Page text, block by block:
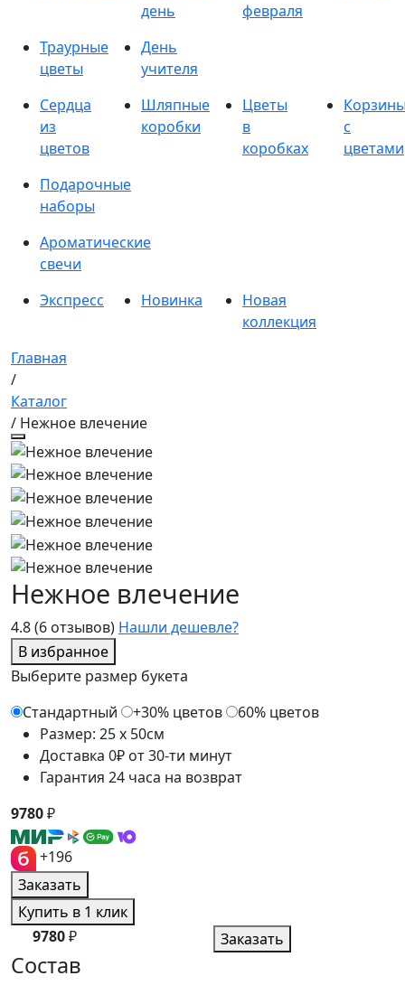
день
февраля
Траурные
цветы
День
учителя
Сердца
из
цветов
Шляпные
коробки
Цветы
в
коробках
с
цветами
Подарочные
наборы
Ароматические
свечи
Экспресс
Новинка
Новая
коллекция
Главная
/
Каталог
/ Нежное влечение
4.8(6 отзывов) Нашли дешевле?
В избранное
Нежное влечение
Выберите размер букета
Стандартный
+30% цветов
60% цветов
Размер: 25 x 50см
Доставка 0₽ от 30-ти минут
Гарантия 24 часа на возврат
9780₽
+196
Заказать
Купить в 1 клик
9780₽ Заказать
Состав